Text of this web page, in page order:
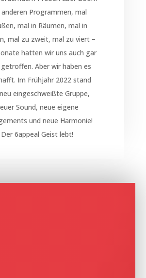
anderen Programmen, mal
mal in Räumen, mal in
mal zu zweit, mal zu viert –
hatten wir uns auch gar
Aber wir haben es
Im Frühjahr 2022 stand
eingeschweißte Gruppe,
Sound, neue eigene
und neue Harmonie!
Der 6appeal Geist lebt!